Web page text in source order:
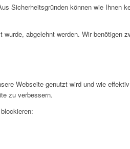
Sicherheitsgründen können wie Ihnen
abgelehnt werden. Wir
Webseite genutzt wird und wie
zu verbessern.